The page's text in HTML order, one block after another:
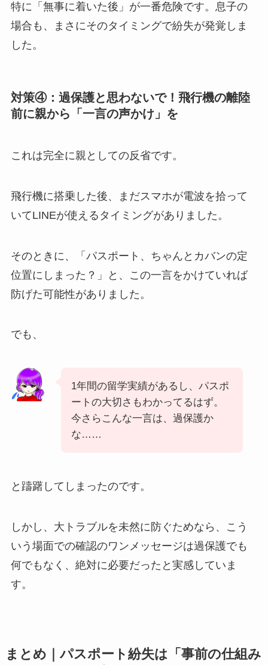
特に「無事に着いた後」が一番危険です。息子の
場合も、まさにそのタイミングで紛失が発覚しま
した。
対策④：過保護と思わないで！飛行機の離陸
前に親から「一言の声かけ」を
これは完全に親としての反省です。
飛行機に搭乗した後、まだスマホが電波を拾って
いてLINEが使えるタイミングがありました。
そのときに、「パスポート、ちゃんとカバンの定
位置にしまった？」と、この一言をかけていれば
防げた可能性がありました。
でも、
1年間の留学実績があるし、パスポ
ートの大切さもわかってるはず。
今さらこんな一言は、過保護か
な……
と躊躇してしまったのです。
しかし、大トラブルを未然に防ぐためなら、こう
いう場面での確認のワンメッセージは過保護でも
何でもなく、絶対に必要だったと実感していま
す。
まとめ｜パスポート紛失は「事前の仕組み